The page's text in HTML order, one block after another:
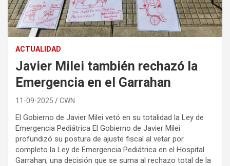
ACTUALIDAD
Javier Milei también rechazó la
Emergencia en el Garrahan
11-09-2025 CWN
El Gobierno de Javier Milei vetó en su totalidad la Ley de
Emergencia Pediátrica El Gobierno de Javier Milei
profundizó su postura de ajuste fiscal al vetar por
completo la Ley de Emergencia Pediátrica en el Hospital
Garrahan, una decisión que se suma al rechazo total de la